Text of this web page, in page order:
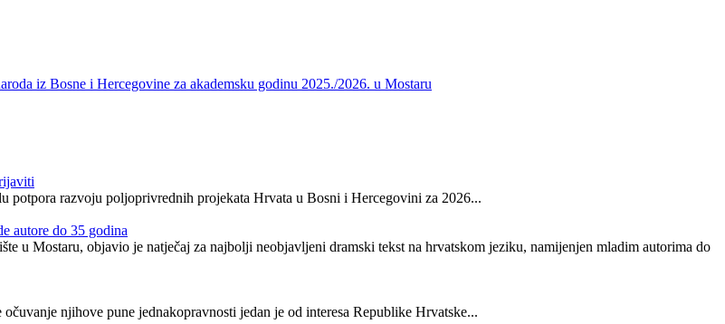
iz Bosne i Hercegovine za akademsku godinu 2025./2026. u Mostaru
razvoju poljoprivrednih projekata Hrvata u Bosni i Hercegovini za 2026...
autore do 35 godina
u Mostaru, objavio je natječaj za najbolji neobjavljeni dramski tekst na hrvatskom jeziku, namijenjen mladim autorima do
njihove pune jednakopravnosti jedan je od interesa Republike Hrvatske...